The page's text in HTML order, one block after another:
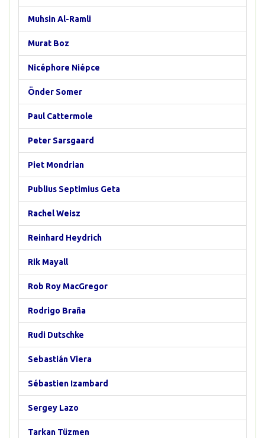
Muhsin Al-Ramli
Murat Boz
Nicéphore Niépce
Önder Somer
Paul Cattermole
Peter Sarsgaard
Piet Mondrian
Publius Septimius Geta
Rachel Weisz
Reinhard Heydrich
Rik Mayall
Rob Roy MacGregor
Rodrigo Braña
Rudi Dutschke
Sebastián Viera
Sébastien Izambard
Sergey Lazo
Tarkan Tüzmen